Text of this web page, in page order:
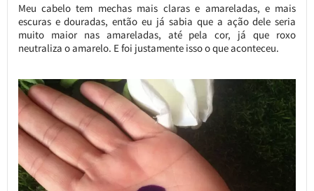
Meu cabelo tem mechas mais claras e amareladas, e mais
escuras e douradas, então eu já sabia que a ação dele seria
muito maior nas amareladas, até pela cor, já que roxo
neutraliza o amarelo. E foi justamente isso o que aconteceu.